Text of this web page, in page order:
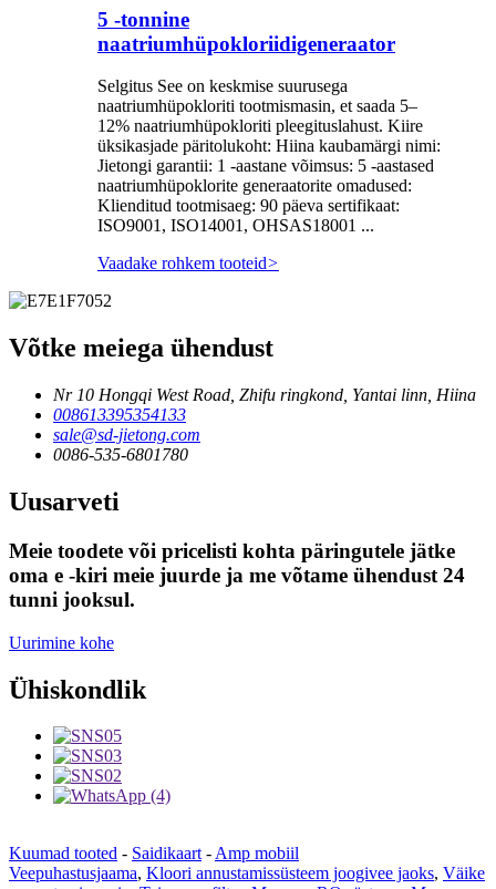
5 -tonnine
naatriumhüpokloriidigeneraator
Selgitus See on keskmise suurusega
naatriumhüpokloriti tootmismasin, et saada 5–
12% naatriumhüpokloriti pleegituslahust. Kiire
üksikasjade päritolukoht: Hiina kaubamärgi nimi:
Jietongi garantii: 1 -aastane võimsus: 5 -aastased
naatriumhüpoklorite generaatorite omadused:
Klienditud tootmisaeg: 90 päeva sertifikaat:
ISO9001, ISO14001, OHSAS18001 ...
Vaadake rohkem tooteid>
Võtke meiega ühendust
Nr 10 Hongqi West Road, Zhifu ringkond, Yantai linn, Hiina
008613395354133
sale@sd-jietong.com
0086-535-6801780
Uusarveti
Meie toodete või pricelisti kohta päringutele jätke
oma e -kiri meie juurde ja me võtame ühendust 24
tunni jooksul.
Uurimine kohe
Ühiskondlik
Kuumad tooted - Saidikaart-Amp mobiil
Veepuhastusjaama, Kloori annustamissüsteem joogivee jaoks, Väike